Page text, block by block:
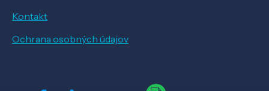
Kontakt
Ochrana osobných údajov